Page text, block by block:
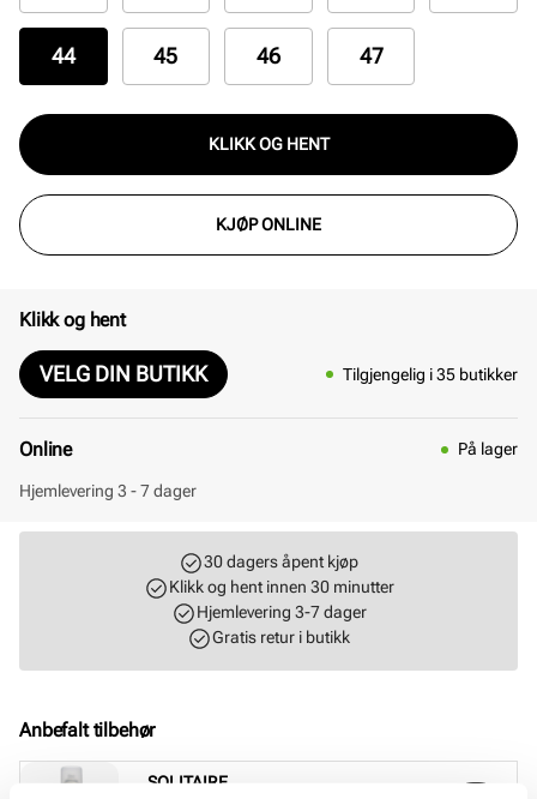
44 45 46 47
KLIKK OG HENT
KJØP ONLINE
Klikk og hent
VELG DIN BUTIKK Tilgjengelig i 35 butikker
Online På lager
Hjemlevering 3 - 7 dager
30 dagers åpent kjøp
Klikk og hent innen 30 minutter
Hjemlevering 3-7 dager
Gratis retur i butikk
Anbefalt tilbehør
SOLITAIRE